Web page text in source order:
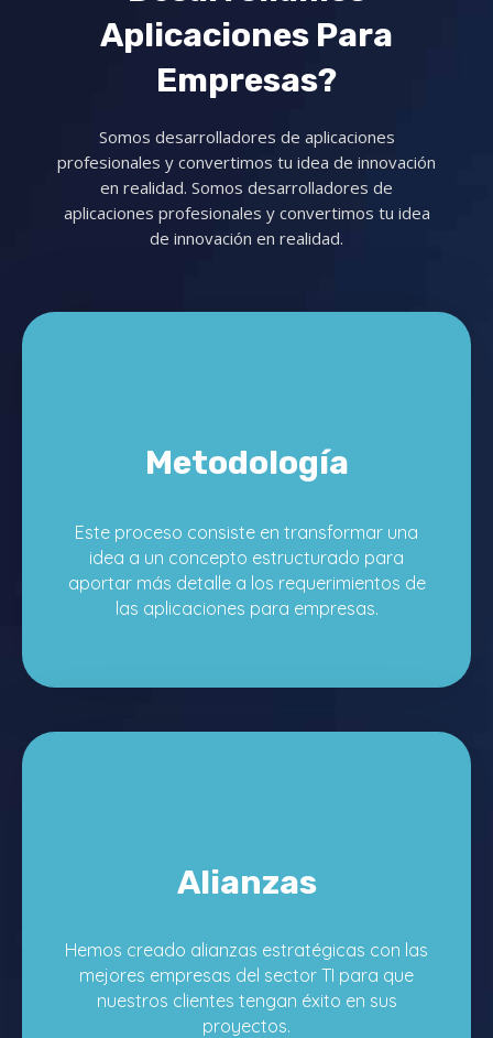
Aplicaciones Para
Empresas?
Somos desarrolladores de aplicaciones
profesionales y convertimos tu idea de innovación
en realidad. Somos desarrolladores de
aplicaciones profesionales y convertimos tu idea
de innovación en realidad.
Metodología
Este proceso consiste en transformar una
idea a un concepto estructurado para
aportar más detalle a los requerimientos de
las aplicaciones para empresas.
Alianzas
Hemos creado alianzas estratégicas con las
mejores empresas del sector TI para que
nuestros clientes tengan éxito en sus
proyectos.